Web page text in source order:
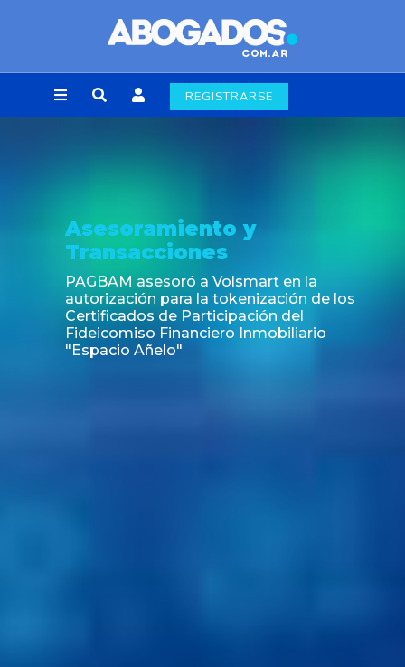
REGISTRARSE
Noticia
Fin de la obligación de rúbrica de los libros
laborales en la Ciudad de Buenos Aires